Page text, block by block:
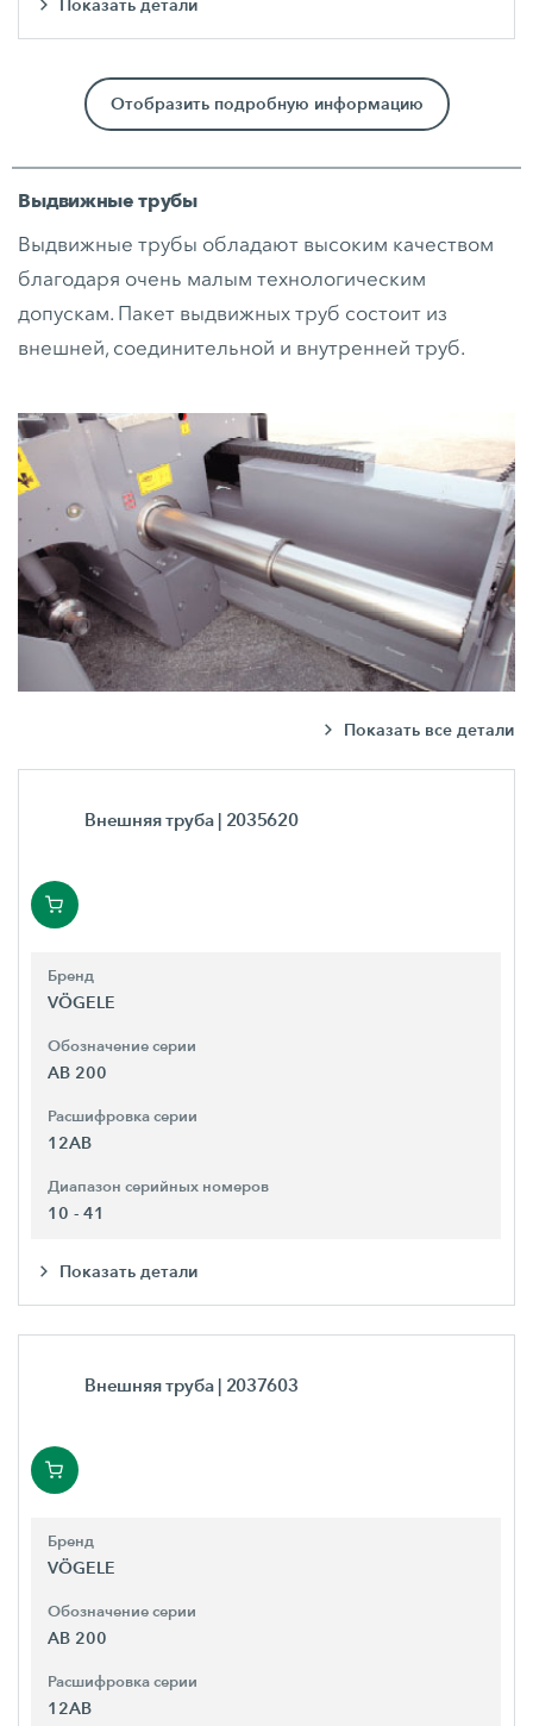
Показать детали
Отобразить подробную информацию
Выдвижные трубы
Выдвижные трубы обладают высоким качеством
благодаря очень малым технологическим
допускам. Пакет выдвижных труб состоит из
внешней, соединительной и внутренней труб.
Показать все детали
Внешняя труба | 2035620
Бренд
VÖGELE
Обозначение серии
AB 200
Расшифровка серии
12AB
Диапазон серийных номеров
10 - 41
Показать детали
Внешняя труба | 2037603
Бренд
VÖGELE
Обозначение серии
AB 200
Расшифровка серии
12AB